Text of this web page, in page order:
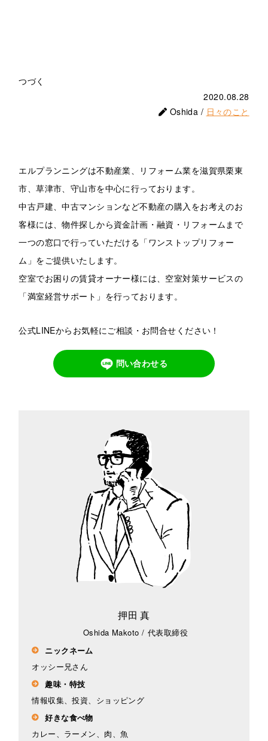
つづく
2020.08.28
Oshida / 日々のこと
エルプランニングは不動産業、リフォーム業を滋賀県栗東
市、草津市、守山市を中心に行っております。
中古戸建、中古マンションなど不動産の購入をお考えのお
客様には、物件探しから資金計画・融資・リフォームまで
一つの窓口で行っていただける「ワンストップリフォー
ム」をご提供いたします。
空室でお困りの賃貸オーナー様には、空室対策サービスの
「満室経営サポート」を行っております。
公式LINEからお気軽にご相談・お問合せください！
問い合わせる
押田 真
Oshida Makoto / 代表取締役
ニックネーム
オッシー兄さん
趣味・特技
情報収集、投資、ショッピング
好きな食べ物
カレー、ラーメン、肉、魚